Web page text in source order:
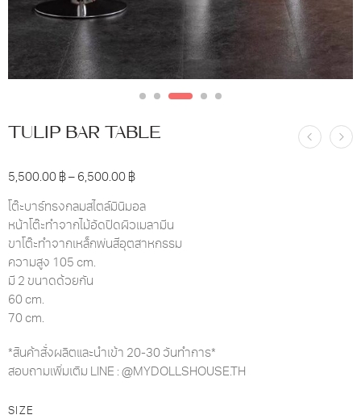
TULIP BAR TABLE
5,500.00 ฿ – 6,500.00 ฿
โต๊ะบาร์ทรงกลมสไตล์มินิมอล
หน้าโต๊ะทำจากไม้อัดปิดผิวเมลามีน
ขาโต๊ะทำจากเหล็กพ่นสีอุตสาหกรรม
ความสูง 105 cm.
มี 2 ขนาดด้วยกัน
60 cm.
70 cm.
*สินค้าสั่งผลิตและนำเข้า 20-30 วันทำการ*
สอบถามเพิ่มเติม LINE : @MYDOLLSHOUSE.TH
SIZE